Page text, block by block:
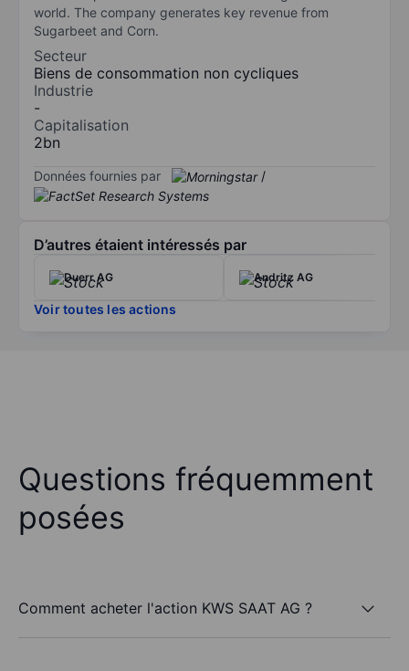
world. The company generates key revenue from
Sugarbeet and Corn.
Secteur
Biens de consommation non cycliques
Industrie
-
Capitalisation
2bn
Données fournies par /
D’autres étaient intéressés par
Duerr AG Andritz AG
Voir toutes les actions
Questions fréquemment
posées
Comment acheter l'action KWS SAAT AG ?